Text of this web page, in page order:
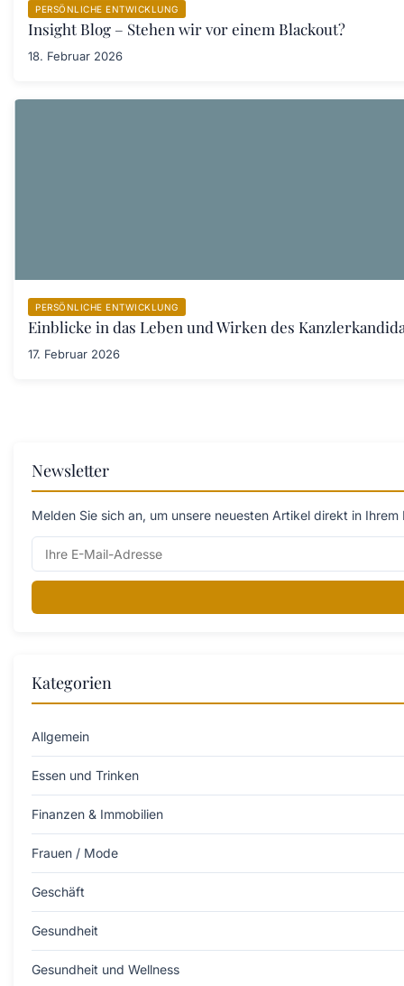
PERSÖNLICHE ENTWICKLUNG
Insight Blog – Stehen wir vor einem Blackout?
18. Februar 2026
PERSÖNLICHE ENTWICKLUNG
Einblicke in das Leben und Wirken des
17. Februar 2026
Newsletter
Melden Sie sich an, um unsere neuesten Artikel direkt in
Kategorien
Allgemein
Essen und Trinken
Finanzen & Immobilien
Frauen / Mode
Geschäft
Gesundheit
Gesundheit und Wellness